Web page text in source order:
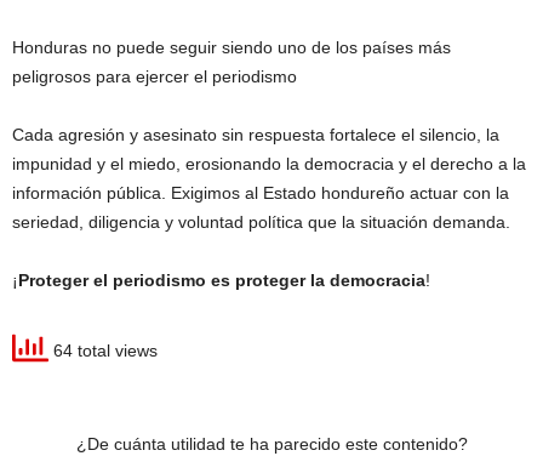
Honduras no puede seguir siendo uno de los países más
peligrosos para ejercer el periodismo
Cada agresión y asesinato sin respuesta fortalece el silencio, la
impunidad y el miedo, erosionando la democracia y el derecho a la
información pública. Exigimos al Estado hondureño actuar con la
seriedad, diligencia y voluntad política que la situación demanda.
¡Proteger el periodismo es proteger la democracia!
64 total views
¿De cuánta utilidad te ha parecido este contenido?